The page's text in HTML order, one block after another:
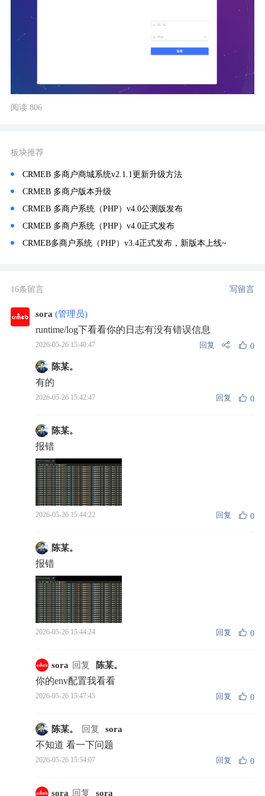
阅读 806
板块推荐
CRMEB 多商户商城系统v2.1.1更新升级方法
CRMEB 多商户版本升级
CRMEB 多商户系统（PHP）v4.0公测版发布
CRMEB 多商户系统（PHP）v4.0正式发布
CRMEB多商户系统（PHP）v3.4正式发布，新版本上线~
16条留言 写留言
sora (管理员)
runtime/log下看看你的日志有没有错误信息
2026-05-26 15:40:47 回复 0
陈某。
有的
2026-05-26 15:42:47 回复 0
陈某。
报错
2026-05-26 15:44:22 回复 0
陈某。
报错
2026-05-26 15:44:24 回复 0
sora 回复 陈某。
你的env配置我看看
2026-05-26 15:47:45 回复 0
陈某。 回复 sora
不知道 看一下问题
2026-05-26 15:54:07 回复 0
sora 回复 sora